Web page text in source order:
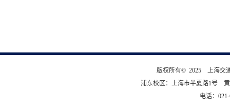
版权所有© 2025 上海交
浦东校区：上海市半夏路1号
电话：